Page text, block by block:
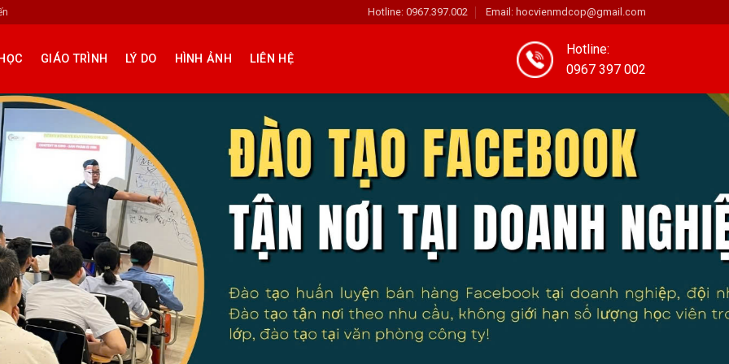
Hotline: 0967.397.002 Email: hocvienmdcop@gmail.com
GIÁO TRÌNH LÝ DO HÌNH ẢNH LIÊN HỆ
Hotline:
0967 397 002